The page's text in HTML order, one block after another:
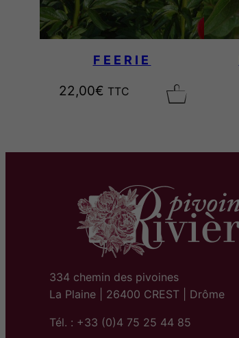
FEERIE
22,00€ TTC
334 chemin des pivoines
La Plaine | 26400 CREST | Drôme
Tél. : +33 (0)4 75 25 44 85